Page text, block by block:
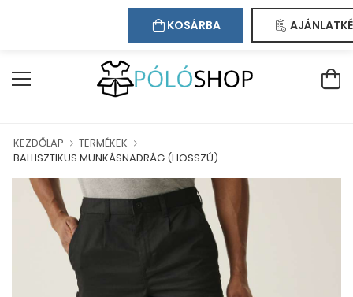
ÜDVÖZÖLJÜK WEBÁRUHÁZUNKBAN!
Kapcsolat Regisztráció
KEZDŐLAP
TERMÉKEK
BALLISZTIKUS MUNKÁSNADRÁG (HOSSZÚ)
KOSÁRBA